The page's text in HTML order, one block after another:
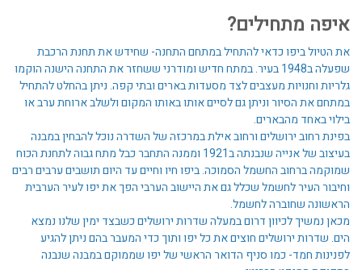
איפה מתחילים?
את הטיול ביפו כדאי להתחיל במתחם התחנה- שחידש את תחנת הרכבת
שפעלה ב1948 בעיר. במתח חדיש ומודרני ששחזר את התחנה הישנה הוקמו
גלריות וחנויות מעצבים לצד מסעדות בארים ובתי קפה. ניתן בהחלט להתחיל
במתחם את הסיור וניתן גם לסיים אותו באותו המקום ולשלב ארוחת ערב או
בילוי באחד מהבארים.
בפינת רחוב ירושלים ורחוב אילת במרכזה של השדרה נוכל להבחין במבנה
בעיצוב של אנייה שנבנתה ב1921 וממנה התחבר כבל מתח גבוה לתחנת הכוח
שמוקמה ברחוב החשמל הסמוכה. ביפו חיו וחיים עד היום תושבים ערבים רבים
וחיבור העיר לחשמל שכלל גם את היישוב הערבי הפך את יפו לעיר הערבית
הראשונה שחוברה לחשמל.
מכאן נמשיך לכיוון דרום במעלה שדרות ירושלים כשבצד ימין שלנו נמצא
הים. שדרות ירושלים חוצים את כל יפו ותוך כדי המעבר בהם ניתן להגיע
לפנינות חמד- כמו סניף הדואר הראשי של יפו שממוקם במבנה שנבנה